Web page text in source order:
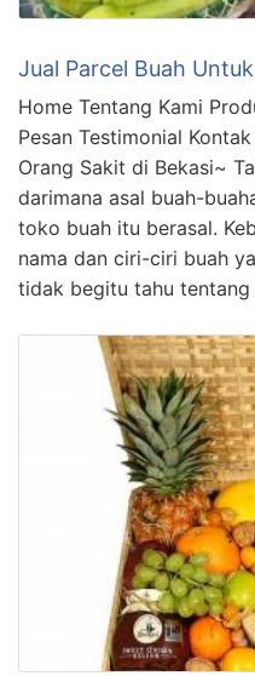
Jual Parcel Buah
Home Tentang Kami
Pesan Testimonial
Orang Sakit di Bekasi~
darimana asal buah-
toko buah itu berasal.
nama dan ciri-ciri buah
tidak begitu tahu